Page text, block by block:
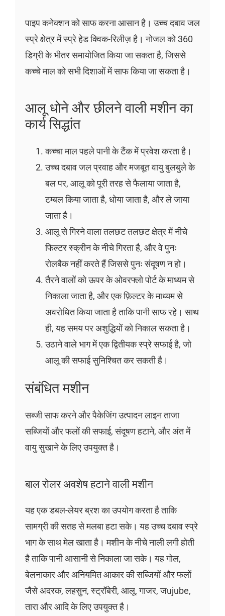
पाइप कनेक्शन को साफ करना आसान है। उच्च दबाव जल
स्प्रे क्षेत्र में स्प्रे हेड क्विक-रिलीज़ है। नोजल को 360
डिग्री के भीतर समायोजित किया जा सकता है, जिससे
कच्चे माल को सभी दिशाओं में साफ किया जा सकता है।
आलू धोने और छीलने वाली मशीन का
कार्य सिद्धांत
कच्चा माल पहले पानी के टैंक में प्रवेश करता है।
उच्च दबाव जल प्रवाह और मजबूत वायु बुलबुले के
बल पर, आलू को पूरी तरह से फैलाया जाता है,
टम्बल किया जाता है, धोया जाता है, और ले जाया
जाता है।
आलू से गिरने वाला तलछट तलछट क्षेत्र में नीचे
फिल्टर स्क्रीन के नीचे गिरता है, और वे पुनः
रोलबैक नहीं करते हैं जिससे पुनः संदूषण न हो।
तैरने वालों को ऊपर के ओवरफ्लो पोर्ट के माध्यम से
निकाला जाता है, और एक फ़िल्टर के माध्यम से
अवरोधित किया जाता है ताकि पानी साफ रहे। साथ
ही, यह समय पर अशुद्धियों को निकाल सकता है।
उठाने वाले भाग में एक द्वितीयक स्प्रे सफाई है, जो
आलू की सफाई सुनिश्चित कर सकती है।
संबंधित मशीन
सब्जी साफ करने और पैकेजिंग उत्पादन लाइन ताजा
सब्जियों और फलों की सफाई, संदूषण हटाने, और अंत में
वायु सुखाने के लिए उपयुक्त है।
बाल रोलर अवशेष हटाने वाली मशीन
यह एक डबल-लेयर ब्रश का उपयोग करता है ताकि
सामग्री की सतह से मलबा हटा सके। यह उच्च दबाव स्प्रे
भाग के साथ मेल खाता है। मशीन के नीचे नाली लगी होती
है ताकि पानी आसानी से निकाला जा सके। यह गोल,
बेलनाकार और अनियमित आकार की सब्जियों और फलों
जैसे अदरक, लहसुन, स्ट्रॉबेरी, आलू, गाजर, जujube,
तारा और आदि के लिए उपयुक्त है।